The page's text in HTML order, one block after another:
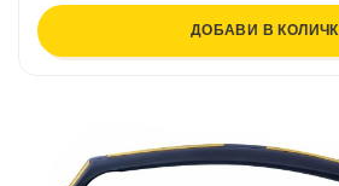
ДОБАВИ В